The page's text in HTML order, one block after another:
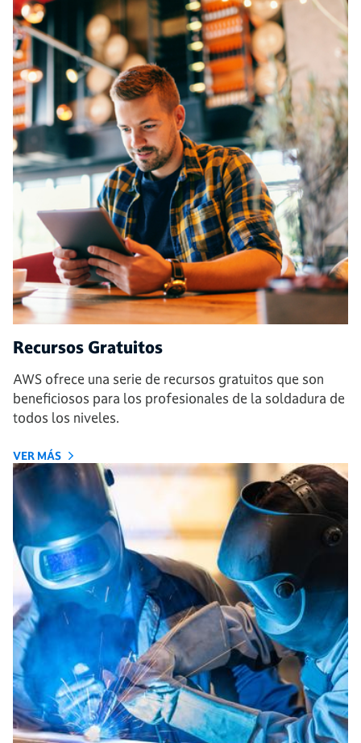
Recursos Gratuitos
AWS ofrece una serie de recursos gratuitos que son
beneficiosos para los profesionales de la soldadura de
todos los niveles.
VER MÁS